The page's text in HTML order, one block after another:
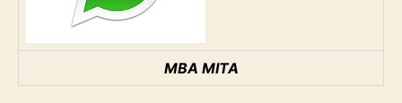
MBA MITA